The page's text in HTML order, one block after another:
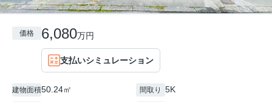
価格 6,080万円
支払いシミュレーション
建物面積50.24㎡ 間取り 5K